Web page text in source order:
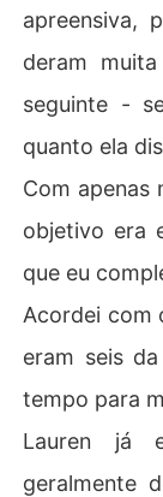
apreensiva,
deram
seguinte -
quanto ela
Com apenas
objetivo era
que eu
Acordei com
eram seis
tempo para
Lauren já
geralmente